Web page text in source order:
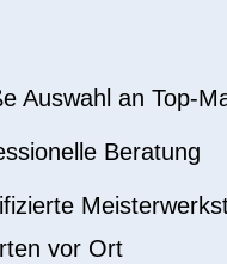
Auswahl an Top-
Beratung
vor Ort